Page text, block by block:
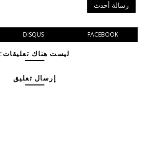
رسالة أحدث
DISQUS FACEBOOK
ليست هناك تعليقات:
إرسال تعليق